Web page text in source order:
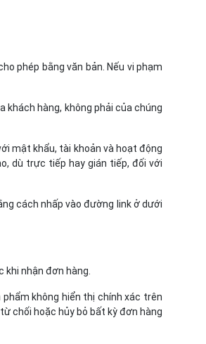
phép bằng văn bản. Nếu vi phạm
khách hàng, không phải của chúng
mật khẩu, tài khoản và hoạt động
dù trực tiếp hay gián tiếp, đối với
cách nhấp vào đường link ở dưới
nhận đơn hàng.
không hiển thị chính xác trên
chối hoặc hủy bỏ bất kỳ đơn hàng